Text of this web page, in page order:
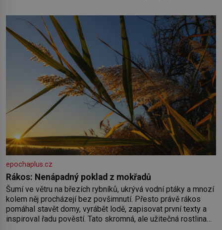
zásadní pro správné hospodaření
epochaplus.cz
Rákos: Nenápadný poklad z mokřadů
Šumí ve větru na březích rybníků, ukrývá vodní ptáky a mnozí
kolem něj procházejí bez povšimnutí. Přesto právě rákos
pomáhal stavět domy, vyrábět lodě, zapisovat první texty a
inspiroval řadu pověstí. Tato skromná, ale užitečná rostlina